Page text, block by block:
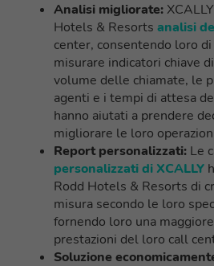
Analisi migliorate:
Hotels & Resorts analisi
center, consentendo loro
misurare indicatori chiave
volume delle chiamate, le
agenti e i tempi di attesa
hanno aiutati a prendere
migliorare le loro
Report personalizzati: Le
personalizzati di XCALLY
Rodd Hotels & Resorts di
misura secondo le loro
fornendo loro una
prestazioni del loro call
Soluzione